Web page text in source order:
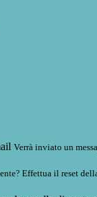
Verrà inviato un
Effettua il reset